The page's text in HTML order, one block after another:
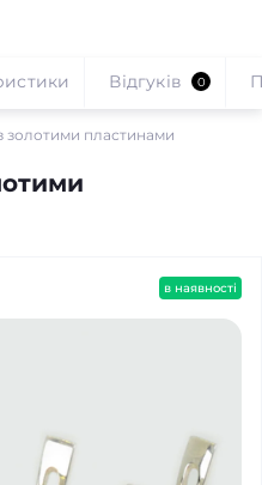
золотими пластинами
Відгуків 0
в наявності